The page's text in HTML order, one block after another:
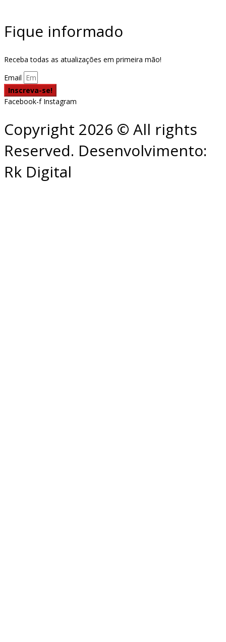
Fique informado
Receba todas as atualizações em primeira mão!
Email
Inscreva-se!
Facebook-f Instagram
Copyright 2026 © All rights
Reserved. Desenvolvimento:
Rk Digital